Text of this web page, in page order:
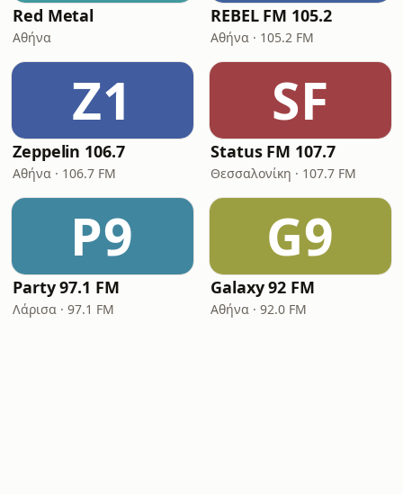
Red Metal
Αθήνα
REBEL FM 105.2
Αθήνα · 105.2 FM
Z1
Zeppelin 106.7
Αθήνα · 106.7 FM
SF
Status FM 107.7
Θεσσαλονίκη · 107.7 FM
P9
Party 97.1 FM
Λάρισα · 97.1 FM
G9
Galaxy 92 FM
Αθήνα · 92.0 FM